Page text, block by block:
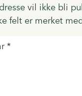
vil ikke bli
felt er merket